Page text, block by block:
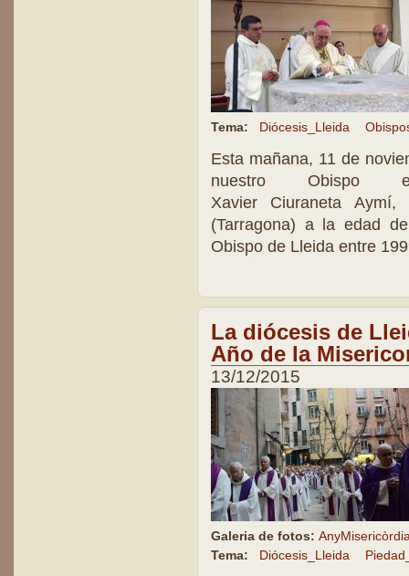
Tema: Diócesis_Lleida
Esta mañana, 11 de
nuestro Obispo
Xavier Ciuraneta
(Tarragona) a la edad
Obispo de Lleida entre
La diócesis de
Año de la
13/12/2015
Galeria de fotos:
Tema:
Diócesis_Lleida